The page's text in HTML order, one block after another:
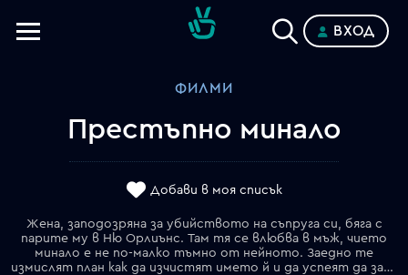
ВХОД
ФИЛМИ
Престъпно минало
Добави в моя списък
Жена, заподозряна за убийството на съпруга си, бяга с
парите му в Ню Орлиънс. Там тя се влюбва в мъж, чието
минало е не по-малко тъмно от нейното. Заедно те
измислят план как да изчистят името й и да успеят да запазят парите за себе си.